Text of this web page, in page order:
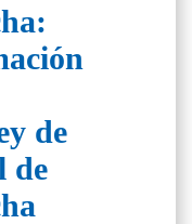
de
de